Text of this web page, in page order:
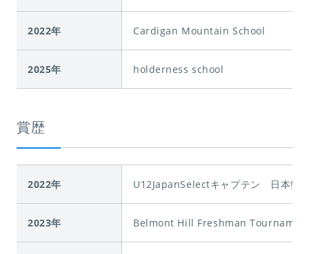
2022年 Cardigan Mountain School
2025年 holderness school
賞歴
2022年 U12JapanSelectキャプテン 日本勢
2023年 Belmont Hill Freshman